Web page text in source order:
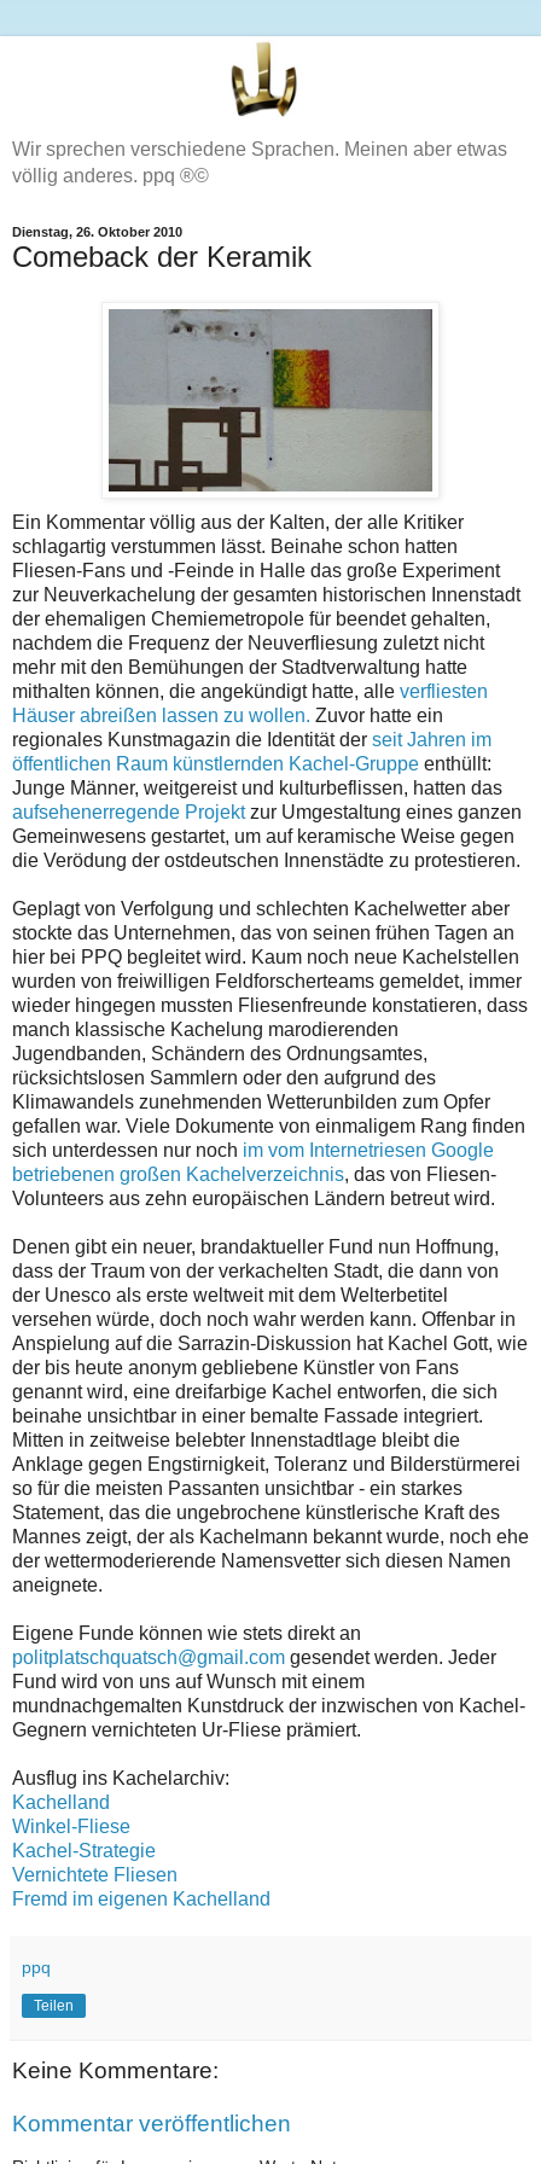
Wir sprechen verschiedene Sprachen. Meinen aber etwas
völlig anderes. ppq ®©
Dienstag, 26. Oktober 2010
Comeback der Keramik
Ein Kommentar völlig aus der Kalten, der alle Kritiker
schlagartig verstummen lässt. Beinahe schon hatten
Fliesen-Fans und -Feinde in Halle das große Experiment
zur Neuverkachelung der gesamten historischen Innenstadt
der ehemaligen Chemiemetropole für beendet gehalten,
nachdem die Frequenz der Neuverfliesung zuletzt nicht
mehr mit den Bemühungen der Stadtverwaltung hatte
mithalten können, die angekündigt hatte, alle verfliesten
Häuser abreißen lassen zu wollen. Zuvor hatte ein
regionales Kunstmagazin die Identität der seit Jahren im
öffentlichen Raum künstlernden Kachel-Gruppe enthüllt:
Junge Männer, weitgereist und kulturbeflissen, hatten das
aufsehenerregende Projektzur Umgestaltung eines ganzen
Gemeinwesens gestartet, um auf keramische Weise gegen
die Verödung der ostdeutschen Innenstädte zu protestieren.
Geplagt von Verfolgung und schlechten Kachelwetter aber
stockte das Unternehmen, das von seinen frühen Tagen an
hier bei PPQ begleitet wird. Kaum noch neue Kachelstellen
wurden von freiwilligen Feldforscherteams gemeldet, immer
wieder hingegen mussten Fliesenfreunde konstatieren, dass
manch klassische Kachelung marodierenden
Jugendbanden, Schändern des Ordnungsamtes,
rücksichtslosen Sammlern oder den aufgrund des
Klimawandels zunehmenden Wetterunbilden zum Opfer
gefallen war. Viele Dokumente von einmaligem Rang finden
sich unterdessen nur noch im vom Internetriesen Google
betriebenen großen Kachelverzeichnis, das von Fliesen-
Volunteers aus zehn europäischen Ländern betreut wird.
Denen gibt ein neuer, brandaktueller Fund nun Hoffnung,
dass der Traum von der verkachelten Stadt, die dann von
der Unesco als erste weltweit mit dem Welterbetitel
versehen würde, doch noch wahr werden kann. Offenbar in
Anspielung auf die Sarrazin-Diskussion hat Kachel Gott, wie
der bis heute anonym gebliebene Künstler von Fans
genannt wird, eine dreifarbige Kachel entworfen, die sich
beinahe unsichtbar in einer bemalte Fassade integriert.
Mitten in zeitweise belebter Innenstadtlage bleibt die
Anklage gegen Engstirnigkeit, Toleranz und Bilderstürmerei
so für die meisten Passanten unsichtbar - ein starkes
Statement, das die ungebrochene künstlerische Kraft des
Mannes zeigt, der als Kachelmann bekannt wurde, noch ehe
der wettermoderierende Namensvetter sich diesen Namen
aneignete.
Eigene Funde können wie stets direkt an
politplatschquatsch@gmail.com gesendet werden. Jeder
Fund wird von uns auf Wunsch mit einem
mundnachgemalten Kunstdruck der inzwischen von Kachel-
Gegnern vernichteten Ur-Fliese prämiert.
Ausflug ins Kachelarchiv:
Kachelland
Winkel-Fliese
Kachel-Strategie
Vernichtete Fliesen
Fremd im eigenen Kachelland
ppq
Teilen
Keine Kommentare:
Kommentar veröffentlichen